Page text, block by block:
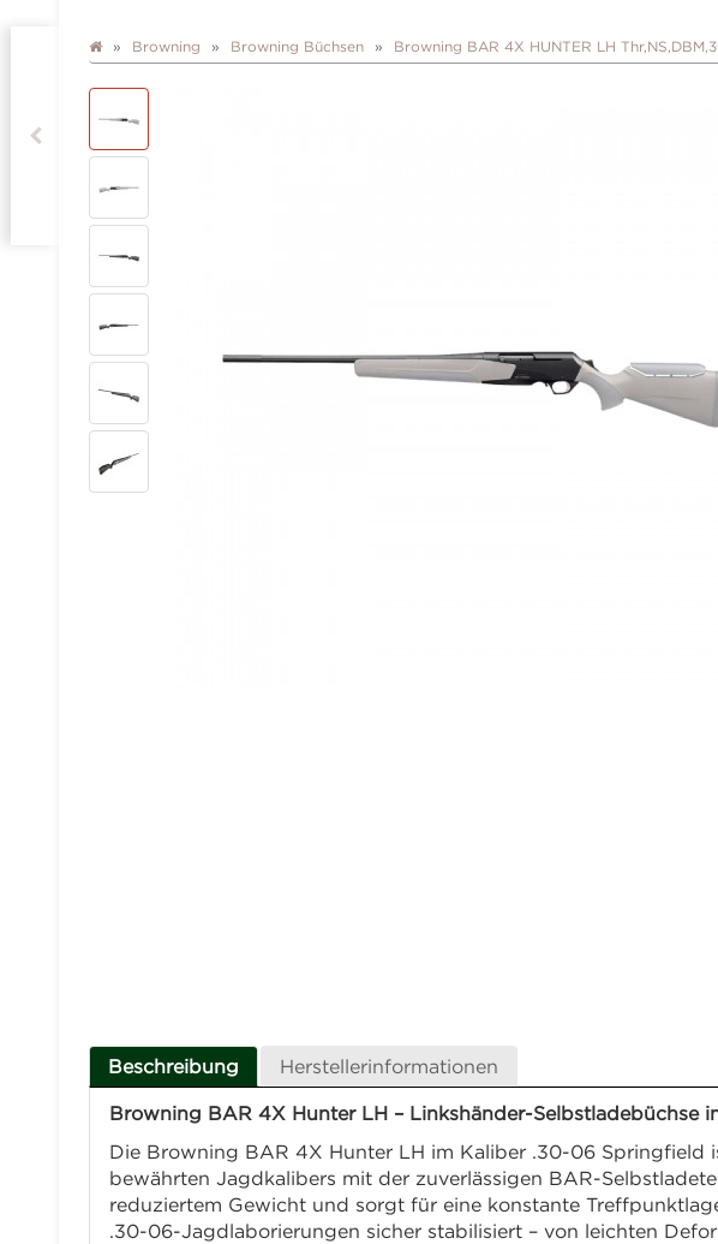
Browning Browning Büchsen Browning BAR 4X HUNTER LH
Beschreibung Herstellerinformationen
Browning BAR 4X Hunter LH – Linkshänder-Selbstladebüchse
Die Browning BAR 4X Hunter LH im Kaliber .30-06
bewährten Jagdkalibers mit der zuverlässigen BAR-
reduziertem Gewicht und sorgt für eine konstante
.30-06-Jagdlaborierungen sicher stabilisiert – von leichten